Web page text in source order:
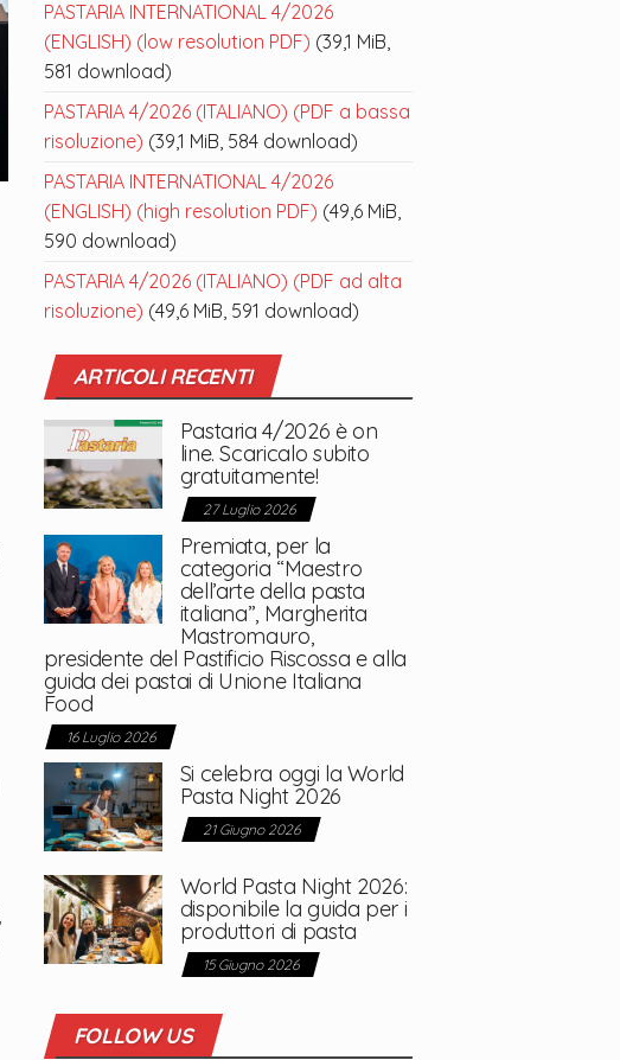
PASTARIA INTERNATIONAL 4/2026
(ENGLISH) (low resolution PDF) (39,1 MiB,
581 download)
PASTARIA 4/2026 (ITALIANO) (PDF a bassa
risoluzione) (39,1 MiB, 584 download)
PASTARIA INTERNATIONAL 4/2026
(ENGLISH) (high resolution PDF) (49,6 MiB,
590 download)
PASTARIA 4/2026 (ITALIANO) (PDF ad alta
risoluzione) (49,6 MiB, 591 download)
ARTICOLI RECENTI
Pastaria 4/2026 è on
line. Scaricalo subito
gratuitamente!
27 Luglio 2026
Premiata, per la
categoria “Maestro
dell’arte della pasta
italiana”, Margherita
Mastromauro,
presidente del Pastificio Riscossa e alla
guida dei pastai di Unione Italiana
Food
16 Luglio 2026
Si celebra oggi la World
Pasta Night 2026
21 Giugno 2026
World Pasta Night 2026:
disponibile la guida per i
produttori di pasta
15 Giugno 2026
FOLLOW US